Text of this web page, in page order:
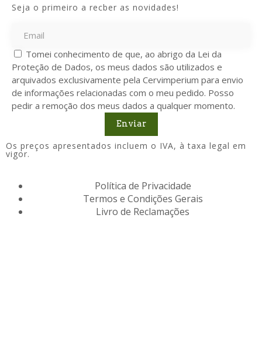
Seja o primeiro a recber as novidades!
Tomei conhecimento de que, ao abrigo da Lei da
Proteção de Dados, os meus dados são utilizados e
arquivados exclusivamente pela Cervimperium para envio
de informações relacionadas com o meu pedido. Posso
pedir a remoção dos meus dados a qualquer momento.
Enviar
Os preços apresentados incluem o IVA, à taxa legal em
vigor.
Política de Privacidade
Termos e Condições Gerais
Livro de Reclamações